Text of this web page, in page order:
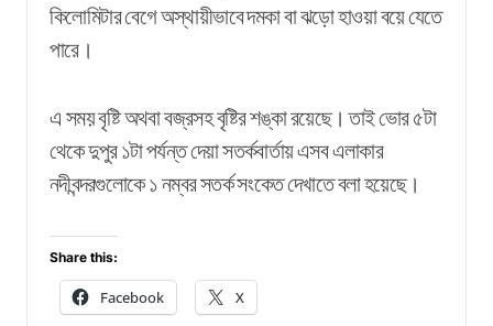
কিলোমিটার বেগে অস্থায়ীভাবে দমকা বা ঝড়ো হাওয়া বয়ে যেতে
পারে।
এ সময় বৃষ্টি অথবা বজ্রসহ বৃষ্টির শঙ্কা রয়েছে। তাই ভোর ৫টা
থেকে দুপুর ১টা পর্যন্ত দেয়া সতর্কবার্তায় এসব এলাকার
নদীবন্দরগুলোকে ১ নম্বর সতর্ক সংকেত দেখাতে বলা হয়েছে।
Share this:
Facebook X